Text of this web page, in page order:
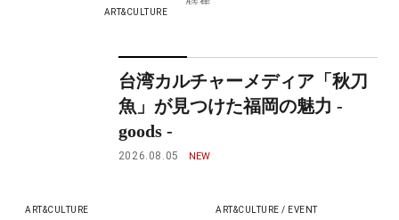
特集
ART&CULTURE
台湾カルチャーメディア「秋刀
魚」が見つけた福岡の魅力 -
goods -
2026.08.05
ART&CULTURE ART&CULTURE / EVENT